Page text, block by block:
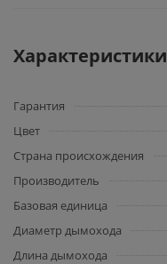
Характеристики
Гарантия
Цвет
Страна происхождения
Производитель
Базовая единица
Диаметр дымохода
Длина дымохода